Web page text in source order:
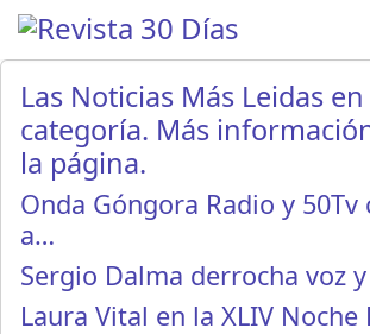
Las Noticias Más Leidas
categoría. Más
la página.
Onda Góngora Radio y 50Tv
a…
Sergio Dalma derrocha voz
Laura Vital en la XLIV